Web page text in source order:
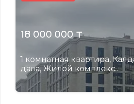
18 000 000 ₸
1 комнатная квартира,
дала, Жилой комплекс..